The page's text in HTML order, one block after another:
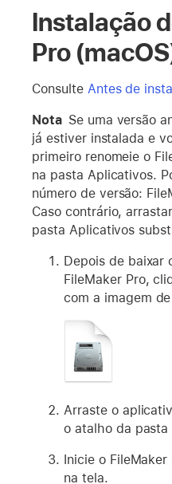
Instalação
Pro
Consulte Antes de
Nota Se uma versão
já estiver instalada e
primeiro renomeie o
na pasta Aplicativos.
número de versão:
Caso contrário,
pasta Aplicativos
Depois de baixar
FileMaker Pro,
com a imagem
Arraste o
o atalho da
Inicie o
na tela.